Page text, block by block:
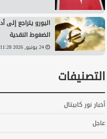
اليورو يتراجع
الضغوط النقدية
24 يونيو, 2026 11:28 م
التصنيفات
أخبار نور كابيتال
عاجل